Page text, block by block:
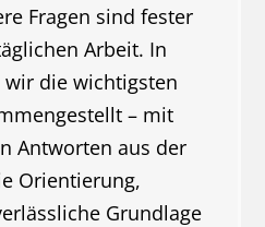
Fragen sind fester
Arbeit. In
wir die wichtigsten
– mit
Antworten aus der
Orientierung,
Grundlage